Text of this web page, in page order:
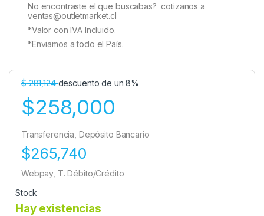
No encontraste el que buscabas? cotizanos a
ventas@outletmarket.cl
*Valor con IVA Incluido.
*Enviamos a todo el País.
$281,124descuento de un 8%
$258,000
Transferencia, Depósito Bancario
$265,740
Webpay, T. Débito/Crédito
Stock
Hay existencias